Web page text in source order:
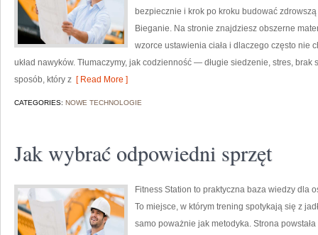
bezpiecznie i krok po kroku budować
Bieganie. Na stronie znajdziesz obszerne
wzorce ustawienia ciała i dlaczego często nie
układ nawyków. Tłumaczymy, jak codzienność — długie siedzenie, stres,
sposób, który z [ Read More ]
CATEGORIES: NOWE TECHNOLOGIE
Jak wybrać odpowiedni sprzęt
Fitness Station to praktyczna baza wiedzy dla
To miejsce, w którym trening spotykają się z
samo poważnie jak metodyka. Strona